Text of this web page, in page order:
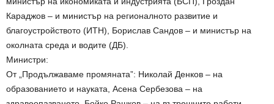
Караджов – и министър на регионалното развитие и
благоустройството (ИТН), Борислав Сандов – и министър на
околната среда и водите (ДБ).
Министри:
От „Продължаваме промяната”: Николай Денков – на
образованието и науката, Асена Сербезова – на